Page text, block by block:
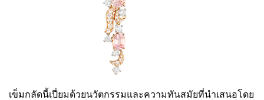
เข็มกลัดนี้เปี่ยมด้วยนวัตกรรมและความทันสมัยที่นำเสนอโดย